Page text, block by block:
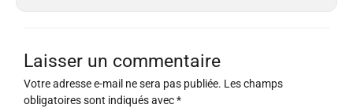
Laisser un commentaire
Votre adresse e-mail ne sera pas publiée. Les champs
obligatoires sont indiqués avec*